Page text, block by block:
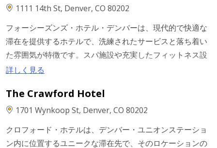
ことができます。
1111 14th St, Denver, CO 80202
フォーシーズンズ・ホテル・デンバーは、現代的で快適な
滞在を提供するホテルで、洗練されたサービスと落ち着い
た雰囲気が特徴です。スパ施設や充実したフィットネス設
備など、ウェルネス面での利用に適しており、すべてが整
くらい滞在中の快適さを重視する旅行に最適です。
詳しく見る
The Crawford Hotel
1701 Wynkoop St, Denver, CO 80202
クロフォード・ホテルは、デンバー・ユニオンステーショ
ン内に位置するユニークな滞在先で、そのロケーションの